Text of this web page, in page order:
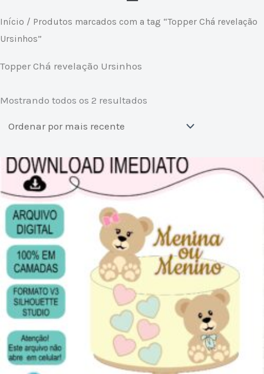
Início / Produtos marcados com a tag “Topper Chá revelação
Ursinhos”
Topper Chá revelação Ursinhos
Mostrando todos os 2 resultados
Classificado
por